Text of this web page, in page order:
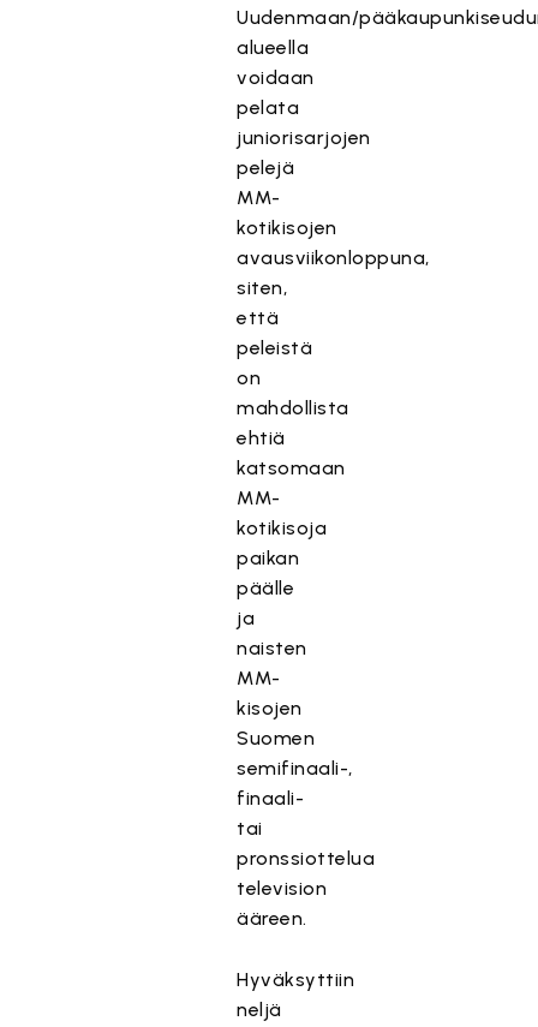
Uudenmaan/
alueella
voidaan
pelata
juniorisarjojen
pelejä
MM-
kotikisojen
avausviikonloppuna,
siten,
että
peleistä
on
mahdollista
ehtiä
katsomaan
MM-
kotikisoja
paikan
päälle
ja
naisten
MM-
kisojen
Suomen
semifinaali-,
finaali-
tai
pronssiottelua
television
ääreen.
Hyväksyttiin
neljä